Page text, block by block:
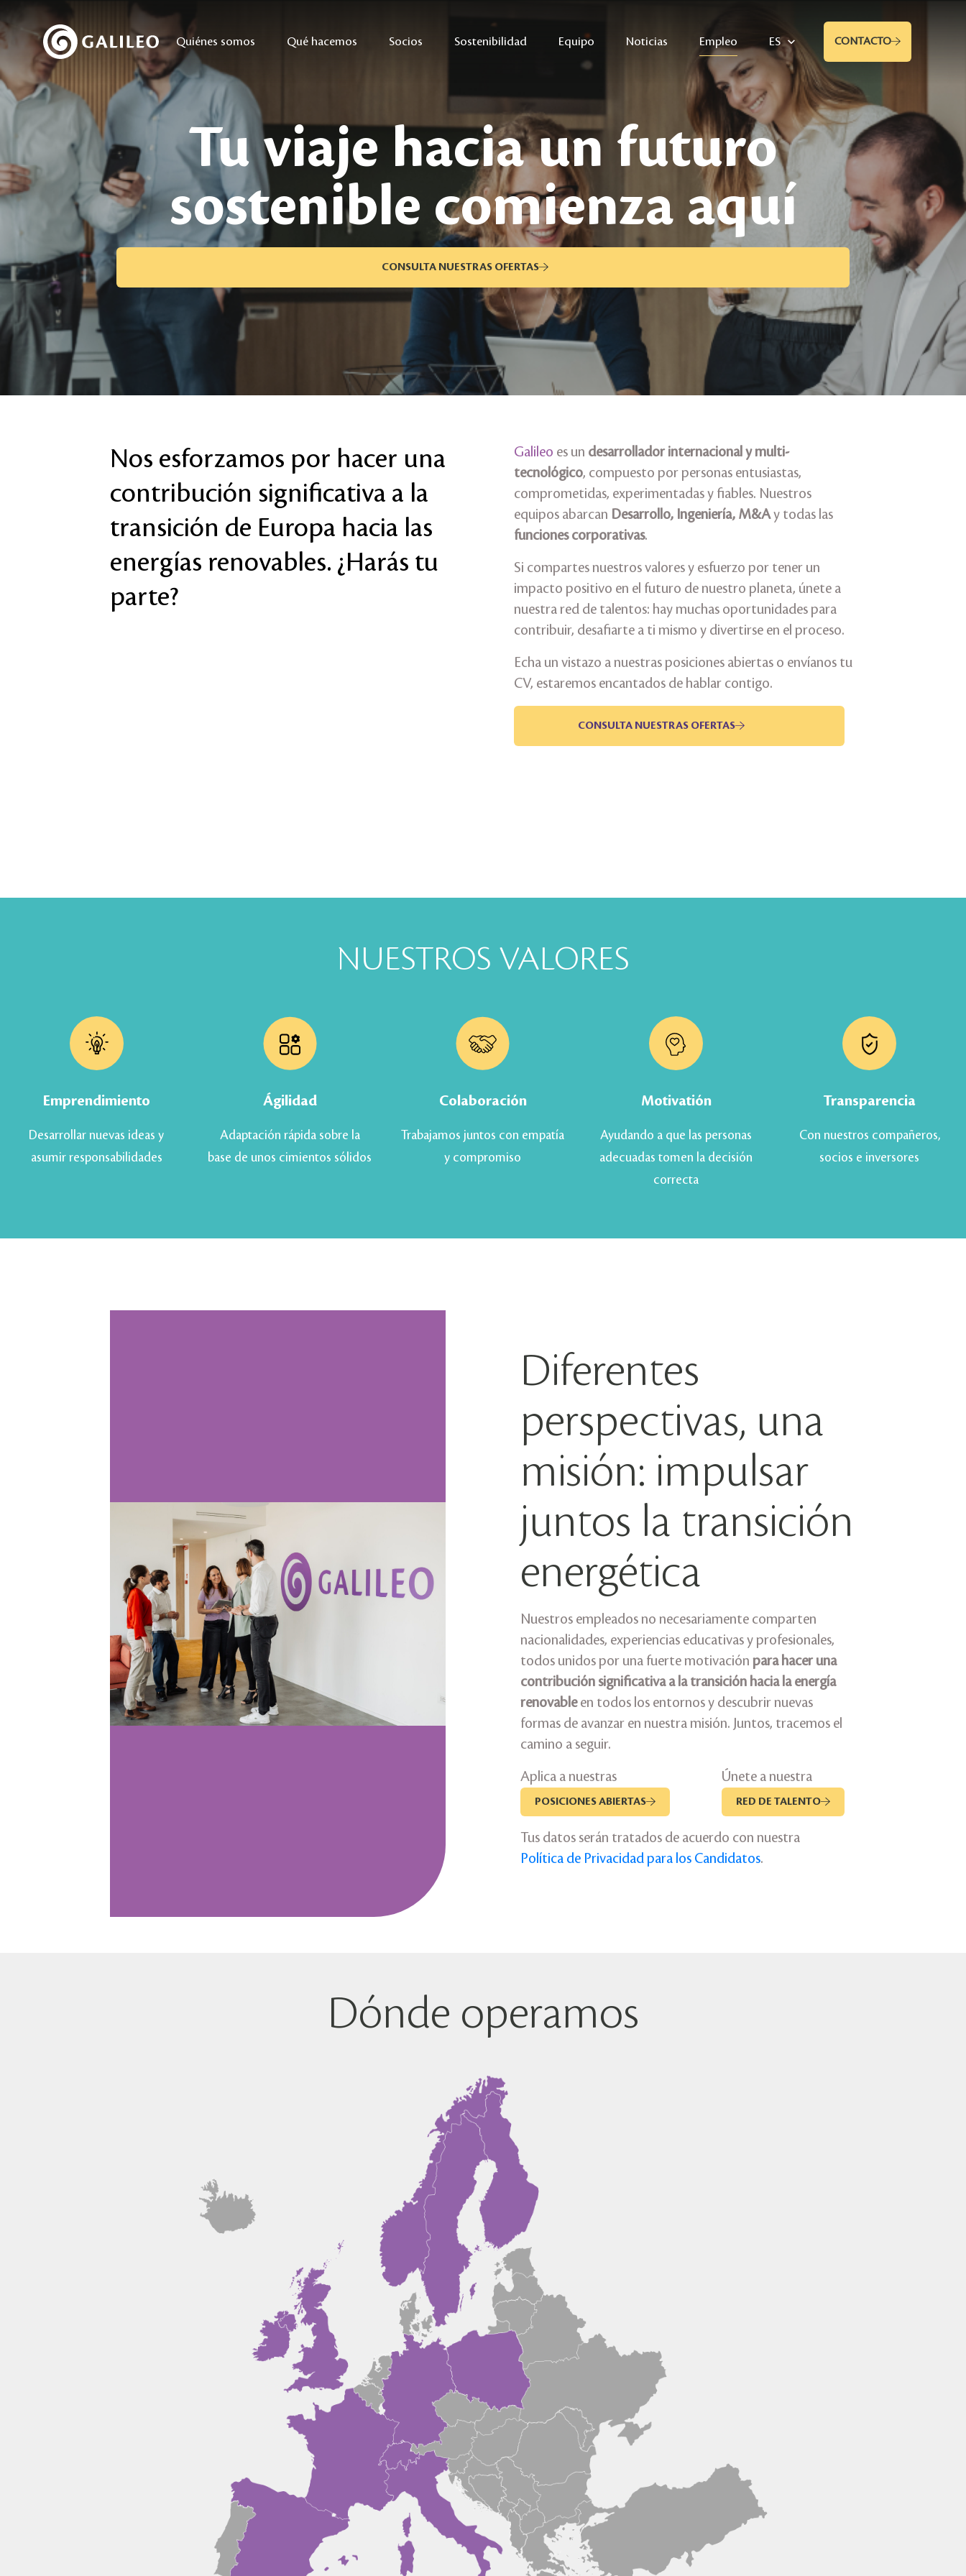
Quiénes somos Qué hacemos Socios Sostenibilidad Equipo Noticias Empleo ES CONTACTO
Tu viaje hacia un futuro
sostenible comienza aquí
CONSULTA NUESTRAS OFERTAS
Nos esforzamos por hacer una
contribución significativa a la
transición de Europa hacia las
energías renovables. ¿Harás tu
parte?
Galileo es un desarrollador internacional y multi-
tecnológico, compuesto por personas entusiastas,
comprometidas, experimentadas y fiables. Nuestros
equipos abarcan Desarrollo, Ingeniería, M&Ay todas las
funciones corporativas.
Si compartes nuestros valores y esfuerzo por tener un
impacto positivo en el futuro de nuestro planeta, únete a
nuestra red de talentos: hay muchas oportunidades para
contribuir, desafiarte a ti mismo y divertirse en el proceso.
Echa un vistazo a nuestras posiciones abiertas o envíanos tu
CV, estaremos encantados de hablar contigo.
CONSULTA NUESTRAS OFERTAS
NUESTROS VALORES
Emprendimiento
Desarrollar nuevas ideas y
asumir responsabilidades
Ágilidad
Adaptación rápida sobre la
base de unos cimientos sólidos
Colaboración
Trabajamos juntos con empatía
y compromiso
Motivatión
Ayudando a que las personas
adecuadas tomen la decisión
correcta
Transparencia
Con nuestros compañeros,
socios e inversores
Diferentes
perspectivas, una
misión: impulsar
juntos la transición
energética
Nuestros empleados no necesariamente comparten
nacionalidades, experiencias educativas y profesionales,
todos unidos por una fuerte motivación para hacer una
contribución significativa a la transición hacia la energía
renovableen todos los entornos y descubrir nuevas
formas de avanzar en nuestra misión. Juntos, tracemos el
camino a seguir.
Aplica a nuestras
POSICIONES ABIERTAS
Únete a nuestra
RED DE TALENTO
Tus datos serán tratados de acuerdo con nuestra
Política de Privacidad para los Candidatos.
Dónde operamos